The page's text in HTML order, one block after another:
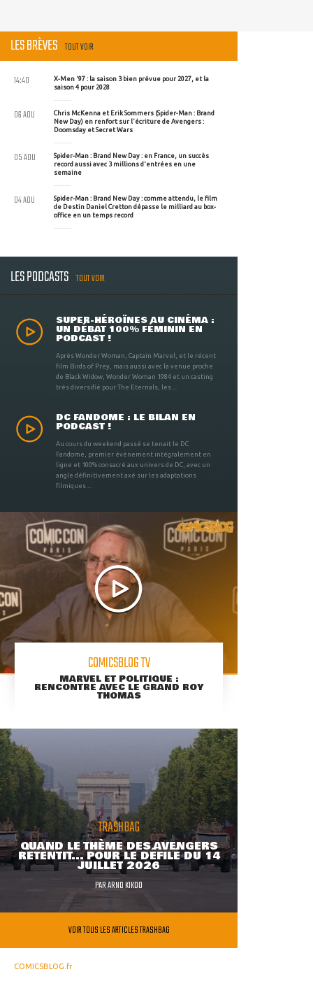
LES BRÈVES TOUT VOIR
X-Men '97 : la saison 3 bien prévue pour 2027, et la
saison 4 pour 2028
14:40
Chris McKenna et Erik Sommers (Spider-Man : Brand
New Day) en renfort sur l'écriture de Avengers :
Doomsday et Secret Wars
06 AOU
Spider-Man : Brand New Day : en France, un succès
record aussi avec 3 millions d'entrées en une
semaine
05 AOU
Spider-Man : Brand New Day : comme attendu, le film
de Destin Daniel Cretton dépasse le milliard au box-
office en un temps record
04 AOU
LES PODCASTS TOUT VOIR
SUPER-HÉROÏNES AU CINÉMA :
UN DÉBAT 100% FÉMININ EN
PODCAST !
Après Wonder Woman, Captain Marvel, et le récent
film Birds of Prey, mais aussi avec la venue proche
de Black Widow, Wonder Woman 1984 et un casting
très diversifié pour The Eternals, les ...
DC FANDOME : LE BILAN EN
PODCAST !
Au cours du weekend passé se tenait le DC
Fandome, premier évènement intégralement en
ligne et 100% consacré aux univers de DC, avec un
angle définitivement axé sur les adaptations
filmiques ...
COMICSBLOG TV
MARVEL ET POLITIQUE :
RENCONTRE AVEC LE GRAND ROY
THOMAS
TRASHBAG
QUAND LE THÈME DES AVENGERS
RETENTIT... POUR LE DÉFILÉ DU 14
JUILLET 2026
PARARNO KIKOO
VOIR TOUS LES ARTICLES TRASHBAG
COMICSBLOG.fr